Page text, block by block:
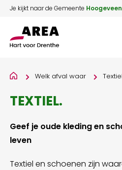
Je kijkt naar de Gemeente Hoogeveen
Welk afval waar Textiel
TEXTIEL.
Geef je oude kleding en
leven
Textiel en schoenen zijn